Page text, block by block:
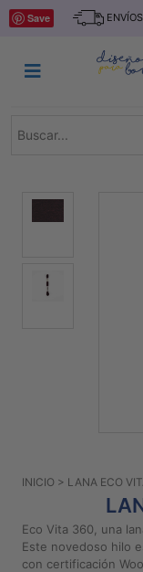
Saltar
INICIO
TEJIDO
MARCAS
Preguntas
Aviso De
Privacidad
Save
INICIO > LANA ECO
Eco Vita 360, una
Este novedoso hilo
con certificación